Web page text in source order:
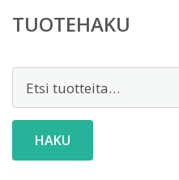
TUOTEHAKU
HAKU